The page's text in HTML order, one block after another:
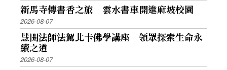
新馬寺傳書香之旅 雲水書車開進麻坡校園
2026-08-07
慧開法師法駕北卡佛學講座 領眾探索生命永
續之道
2026-08-07